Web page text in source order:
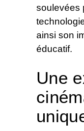
soulevées
ainsi son
éducatif.
Une